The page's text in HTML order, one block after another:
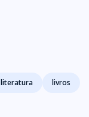
literatura livros